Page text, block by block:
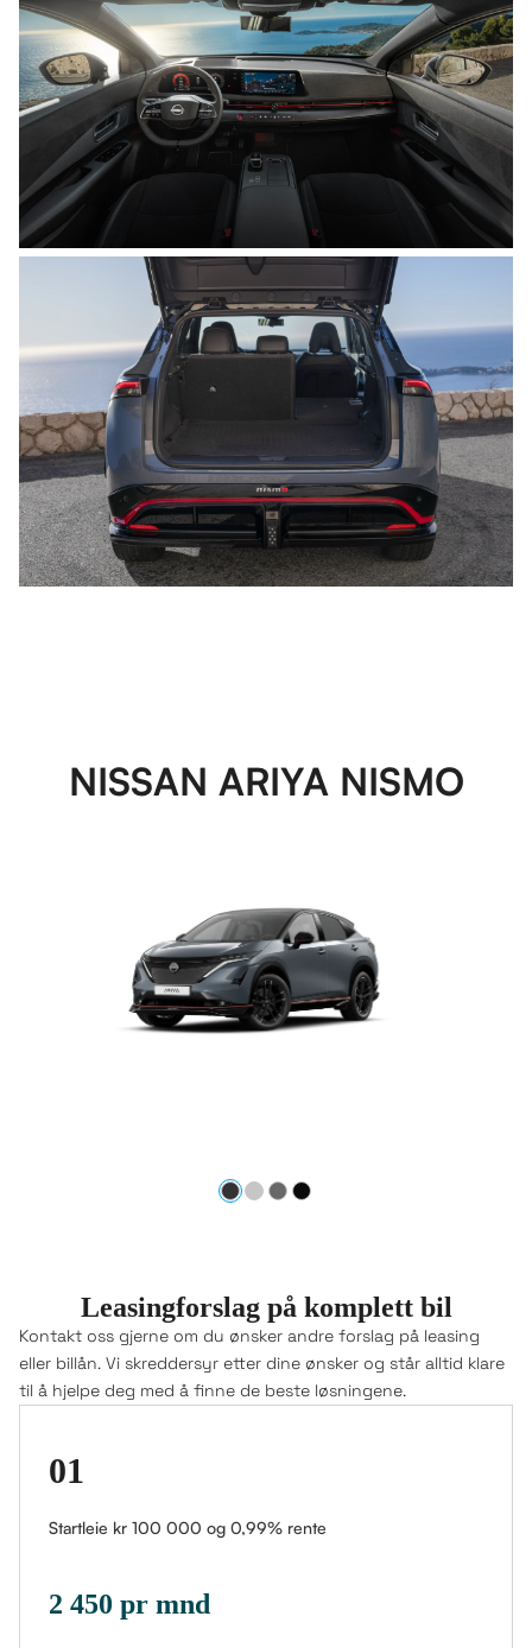
NISSAN ARIYA NISMO
Leasingforslag på komplett bil
Kontakt oss gjerne om du ønsker andre forslag på leasing
eller billån. Vi skreddersyr etter dine ønsker og står alltid klare
til å hjelpe deg med å finne de beste løsningene.
01
Startleie kr 100 000 og 0,99% rente
2 450 pr mnd